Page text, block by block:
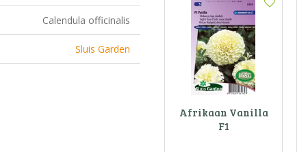
Calendula officinalis
Sluis Garden
Afrikaan Vanilla
F1